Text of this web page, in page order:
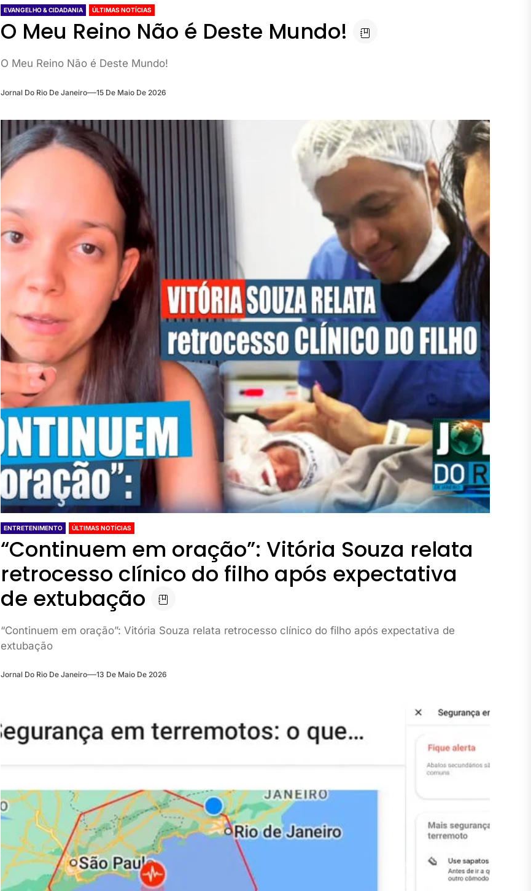
EVANGELHO & CIDADANIA ÚLTIMAS NOTÍCIAS
O Meu Reino Não é Deste Mundo!
O Meu Reino Não é Deste Mundo!
Jornal Do Rio De Janeiro 15 De Maio De 2026
ENTRETENIMENTO ÚLTIMAS NOTÍCIAS
“Continuem em oração”: Vitória Souza relata
retrocesso clínico do filho após expectativa
de extubação
“Continuem em oração”: Vitória Souza relata retrocesso clínico do filho após expectativa de
extubação
Jornal Do Rio De Janeiro 13 De Maio De 2026